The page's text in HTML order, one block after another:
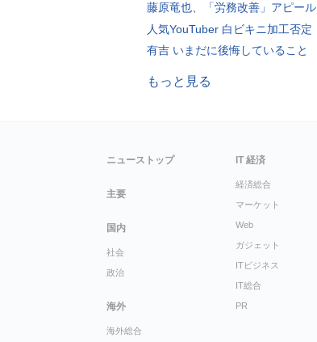
藤原竜也、「労務改善」アピール
人気YouTuber 白ビキニ加工否定
有吉 いまだに後悔していること
もっと見る
ニューストップ
主要
国内
社会
政治
海外
海外総合
IT 経済
経済総合
マーケット
Web
ガジェット
ITビジネス
IT総合
PR